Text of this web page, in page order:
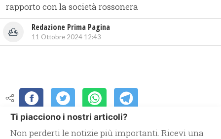
rapporto con la società rossonera
Redazione Prima Pagina
11 Ottobre 2024 12:43
Ti piacciono i nostri articoli?
Non perderti le notizie più importanti. Ricevi una